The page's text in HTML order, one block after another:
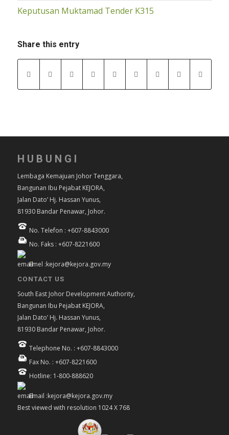
Keputusan Muktamad Tender K315
Share this entry
HUBUNGI
Lembaga Kemajuan Johor Tenggara,
Bangunan Ibu Pejabat KEJORA,
Jalan Dato’ Hj. Hassan Yunus,
81930 Bandar Penawar, Johor.
No. Telefon : +607-8843000
No. Faks : +607-8221600
Emel :kejora@kejora.gov.my
CONTACT US
South East Johor Development Authority,
Bangunan Ibu Pejabat KEJORA,
Jalan Dato’ Hj. Hassan Yunus,
81930 Bandar Penawar, Johor.
Telephone No. : +607-8843000
Fax No. : +607-8221600
Hotline: 1-800-888620
Email :kejora@kejora.gov.my
Best viewed with resolution 1024 X 768